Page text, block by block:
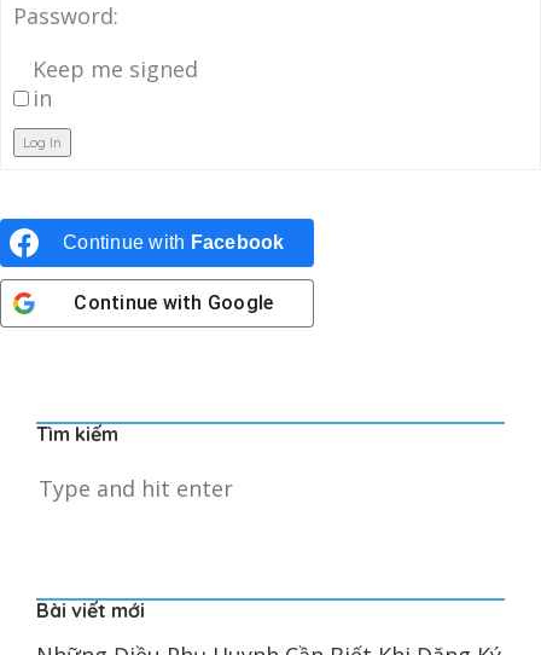
Password:
Keep me signed
in
Log In
Continue with Facebook
Continue with Google
Tìm kiếm
Bài viết mới